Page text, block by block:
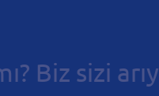
Biz sizi